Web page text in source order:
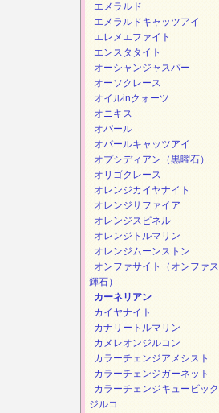
エメラルド
エメラルドキャッツアイ
エレメエファイト
エンスタタイト
オーシャンジャスパー
オーソクレース
オイルinクォーツ
オニキス
オパール
オパールキャッツアイ
オプシディアン（黒曜石）
オリゴクレース
オレンジカイヤナイト
オレンジサファイア
オレンジスピネル
オレンジトルマリン
オレンジムーンストン
オンファサイト（オンファス
輝石）
カーネリアン
カイヤナイト
カナリートルマリン
カメレオンジルコン
カラーチェンジアメシスト
カラーチェンジガーネット
カラーチェンジキュービック
ジルコ